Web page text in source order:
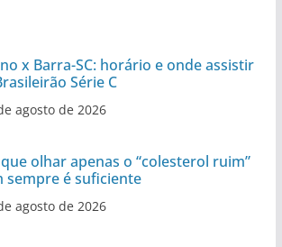
x Barra-SC: horário e onde assistir
Série C
agosto de 2026
olhar apenas o “colesterol ruim”
sempre é suficiente
agosto de 2026